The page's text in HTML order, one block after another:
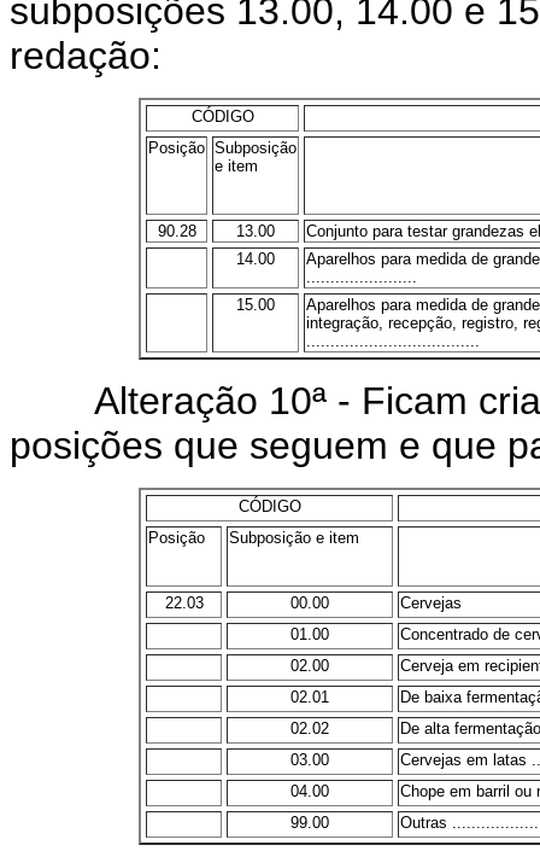
subposições 13.00, 14.00 e
redação:
CÓDIGO
Posição Subposição
e item
90.28 13.00
Conjunto para testar grandezas
14.00
Aparelhos para medida de
15.00
Aparelhos para medida de
integração, recepção, registro,
Alteração 10ª - Ficam
posições que seguem e que
CÓDIGO
Posição
Subposição e item
22.03 00.00
Cervejas
01.00
Concentrado de
02.00
Cerveja em
02.01
De baixa
02.02
De alta
03.00
Cervejas em latas
04.00
Chope em barril
99.00
Outras